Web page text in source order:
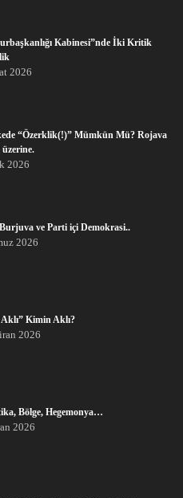
Kabinesi”nde İki Kritik
2026
“Özerklik(!)” Mümkün Mü? Rojava
üzerine.
2026
ve Parti içi Demokrasi..
2026
Kimin Aklı?
2026
Bölge, Hegemonya…
2026